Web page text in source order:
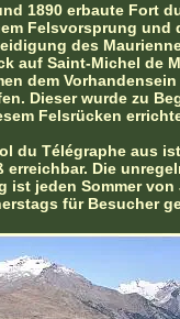
1890 erbaute Fort
Felsvorsprung und
des
auf Saint-Michel de
dem
Dieser wurde zu
Felsrücken
du Télégraphe aus
erreichbar. Die
ist jeden Sommer
für Besucher